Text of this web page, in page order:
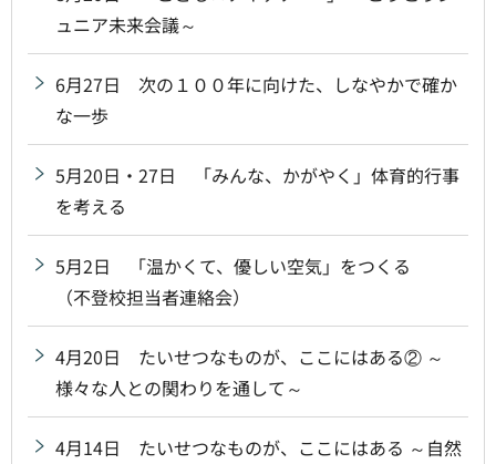
ュニア未来会議～
6月27日 次の１００年に向けた、しなやかで確か
な一歩
5月20日・27日 「みんな、かがやく」体育的行事
を考える
5月2日 「温かくて、優しい空気」をつくる
（不登校担当者連絡会）
4月20日 たいせつなものが、ここにはある② ～
様々な人との関わりを通して～
4月14日 たいせつなものが、ここにはある ～自然